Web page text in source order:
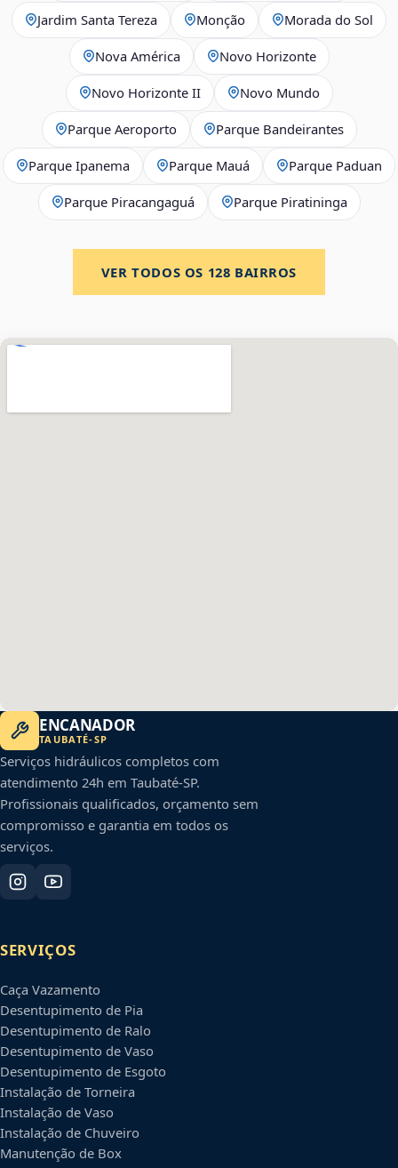
Jardim Santa Tereza Monção Morada do Sol
Nova América Novo Horizonte
Novo Horizonte II Novo Mundo
Parque Aeroporto Parque Bandeirantes
Parque Ipanema Parque Mauá Parque Paduan
Parque Piracangaguá Parque Piratininga
VER TODOS OS 128 BAIRROS
ENCANADOR
TAUBATÉ-SP
Serviços hidráulicos completos com
atendimento 24h em Taubaté-SP.
Profissionais qualificados, orçamento sem
compromisso e garantia em todos os
serviços.
SERVIÇOS
Caça Vazamento
Desentupimento de Pia
Desentupimento de Ralo
Desentupimento de Vaso
Desentupimento de Esgoto
Instalação de Torneira
Instalação de Vaso
Instalação de Chuveiro
Manutenção de Box